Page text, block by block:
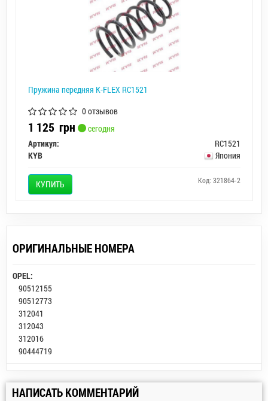
Пружина передняя K-FLEX RC1521
0 отзывов
1 125 грн
сегодня
Артикул:
RC1521
KYB
Япония
КУПИТЬ Код: 321864-2
ОРИГИНАЛЬНЫЕ НОМЕРА
OPEL:
90512155
90512773
312041
312043
312016
90444719
НАПИСАТЬ КОММЕНТАРИЙ